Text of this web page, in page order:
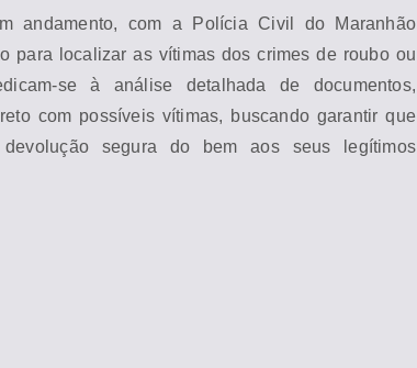
andamento, com a Polícia Civil do Maranhão
para localizar as vítimas dos crimes de roubo ou
se à análise detalhada de documentos,
com possíveis vítimas, buscando garantir que
segura do bem aos seus legítimos